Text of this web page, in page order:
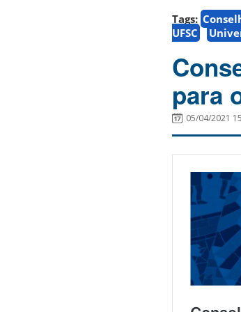
Tags:
UFSC
para
05/04/2021